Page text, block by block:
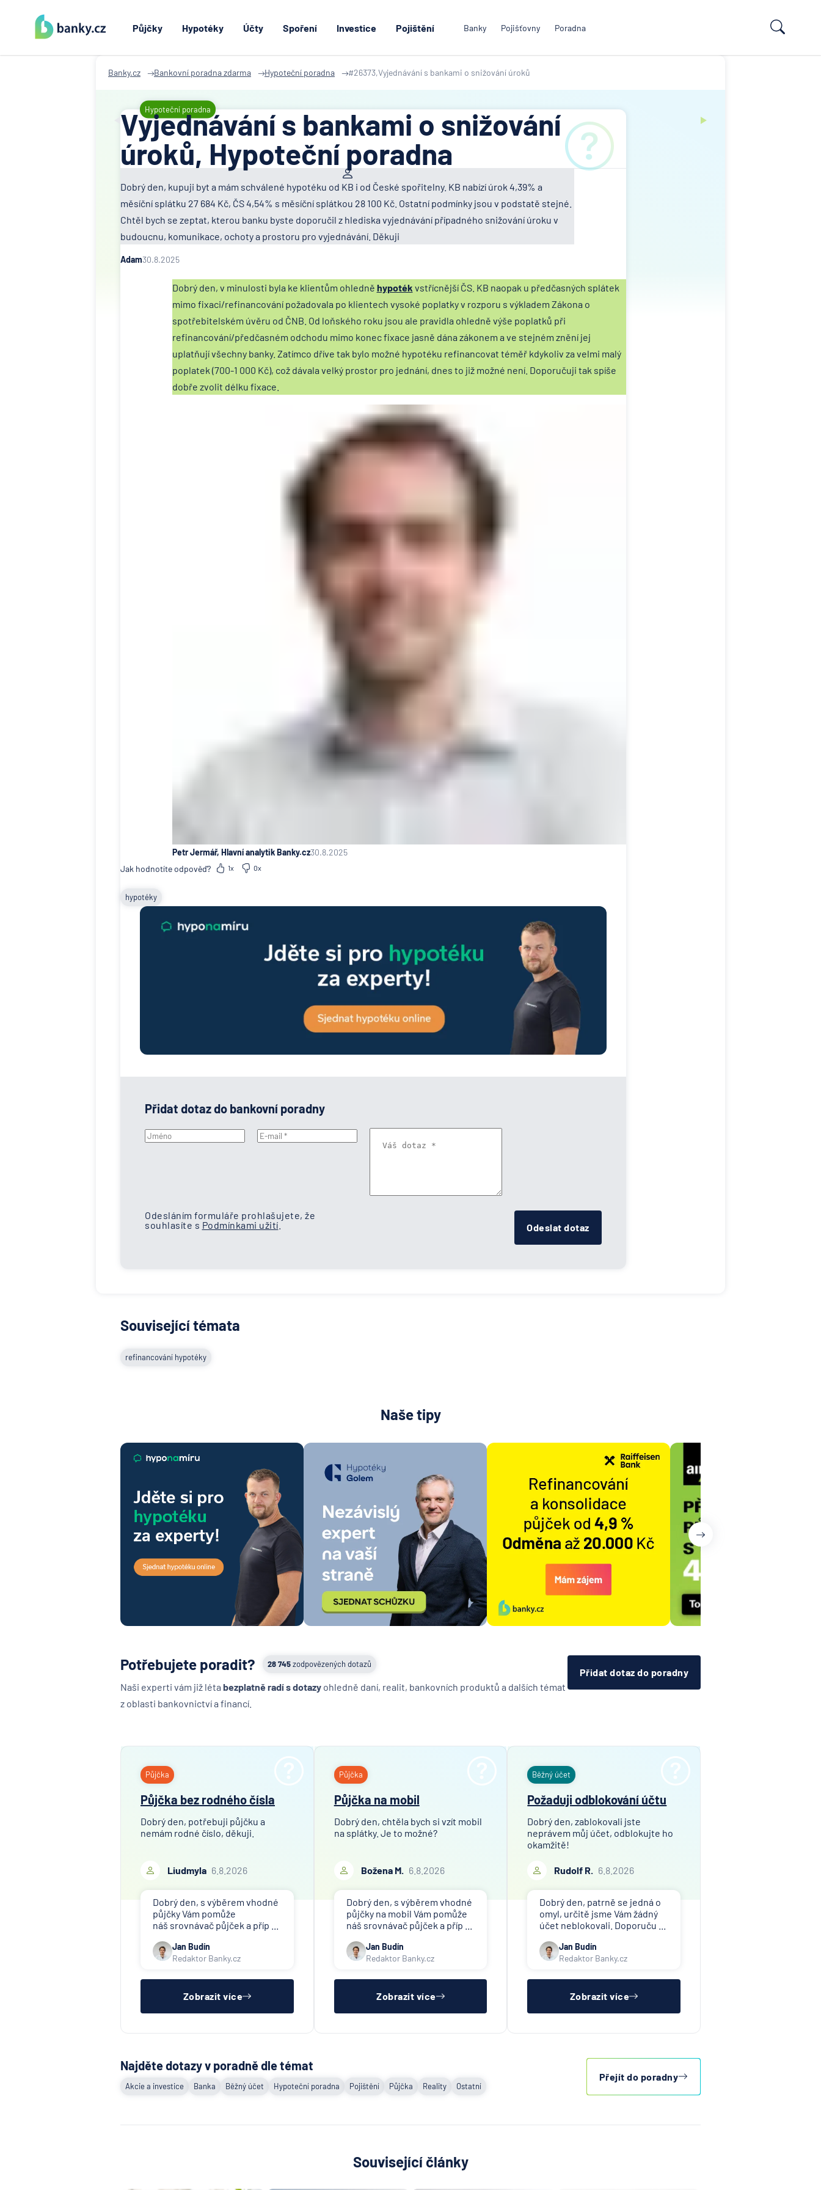
Půjčky Hypotéky Účty Spoření Investice Pojištění Banky Pojišťovny Poradna
Banky.cz Bankovní poradna zdarma Hypoteční poradna #26373,Vyjednávání s bankami o snižování úroků
Hypoteční poradna
Vyjednávání s bankami o snižování
úroků, Hypoteční poradna
Dobrý den, kupuji byt a mám schválené hypotéku od KB i od České spořitelny. KB nabízí úrok 4,39% a
měsíční splátku 27 684 Kč, ČS 4,54% s měsíční splátkou 28 100 Kč. Ostatní podmínky jsou v podstatě stejné.
Chtěl bych se zeptat, kterou banku byste doporučil z hlediska vyjednávání případného snižování úroku v
budoucnu, komunikace, ochoty a prostoru pro vyjednávání. Děkuji
Adam30.8.2025
Dobrý den, v minulosti byla ke klientům ohledně hypoték vstřícnější ČS. KB naopak u předčasných splátek
mimo fixaci/refinancování požadovala po klientech vysoké poplatky v rozporu s výkladem Zákona o
spotřebitelském úvěru od ČNB. Od loňského roku jsou ale pravidla ohledně výše poplatků při
refinancování/předčasném odchodu mimo konec fixace jasně dána zákonem a ve stejném znění jej
uplatňují všechny banky. Zatímco dříve tak bylo možné hypotéku refinancovat téměř kdykoliv za velmi malý
poplatek (700-1 000 Kč), což dávala velký prostor pro jednání, dnes to již možné není. Doporučuji tak spíše
dobře zvolit délku fixace.
Petr Jermář, Hlavní analytik Banky.cz30.8.2025
Jak hodnotíte odpověď?
1x 0x
hypotéky
Přidat dotaz do bankovní poradny
Odesláním formuláře prohlašujete, že
souhlasíte s Podmínkami užití Odeslat dotaz
Související témata
refinancování hypotéky
Naše tipy
28 745zodpovězených dotazů
Potřebujete poradit?
Naši experti vám již léta bezplatně radí s dotazy ohledně daní, realit, bankovních produktů a dalších témat
z oblasti bankovnictví a financí.
Přidat dotaz do poradny
Půjčka
Půjčka bez rodného čísla
Dobrý den, potřebuji půjčku a
nemám rodné číslo, děkuji.
Liudmyla 6.8.2026
Dobrý den, s výběrem vhodné
půjčky Vám pomůže
náš srovnávač půjček a příp ...
Jan Budín
Redaktor Banky.cz
Zobrazit více
Půjčka
Půjčka na mobil
Dobrý den, chtěla bych si vzít mobil
na splátky. Je to možné?
Božena M. 6.8.2026
Dobrý den, s výběrem vhodné
půjčky na mobil Vám pomůže
náš srovnávač půjček a příp ...
Jan Budín
Redaktor Banky.cz
Zobrazit více
Běžný účet
Požaduji odblokování účtu
Dobrý den, zablokovali jste
neprávem můj účet, odblokujte ho
okamžitě!
Rudolf R. 6.8.2026
Dobrý den, patrně se jedná o
omyl, určitě jsme Vám žádný
účet neblokovali. Doporuču ...
Jan Budín
Redaktor Banky.cz
Zobrazit více
Najděte dotazy v poradně dle témat
Akcie a investice Banka Běžný účet Hypoteční poradna Pojištění Půjčka Reality Ostatní
Přejít do poradny
Související články